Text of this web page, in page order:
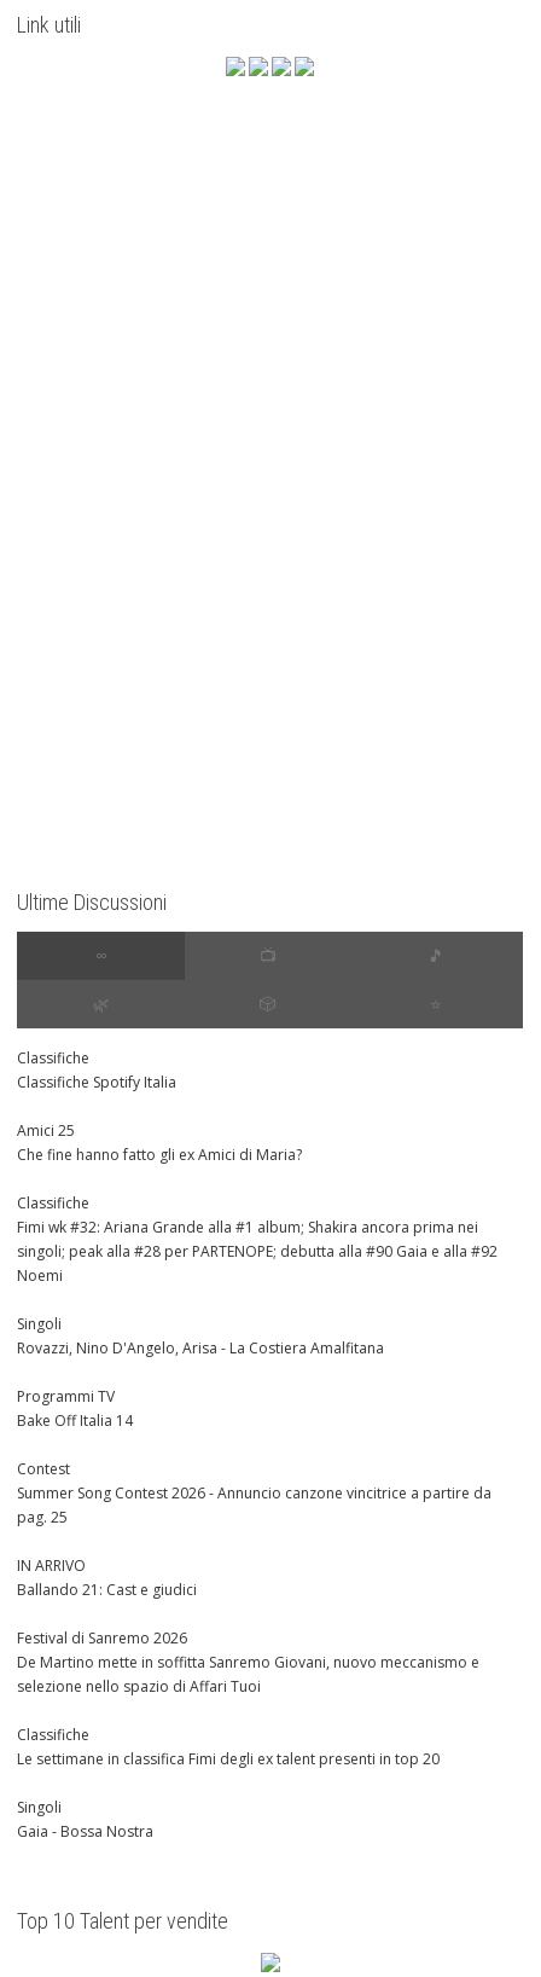
Link utili
Ultime Discussioni
∞ 📺 🎵
🌿 🎲 ⭐️
Classifiche
Classifiche Spotify Italia
Amici 25
Che fine hanno fatto gli ex Amici di Maria?
Classifiche
Fimi wk #32: Ariana Grande alla #1 album; Shakira ancora prima nei
singoli; peak alla #28 per PARTENOPE; debutta alla #90 Gaia e alla #92
Noemi
Singoli
Rovazzi, Nino D'Angelo, Arisa - La Costiera Amalfitana
Programmi TV
Bake Off Italia 14
Contest
Summer Song Contest 2026 - Annuncio canzone vincitrice a partire da
pag. 25
IN ARRIVO
Ballando 21: Cast e giudici
Festival di Sanremo 2026
De Martino mette in soffitta Sanremo Giovani, nuovo meccanismo e
selezione nello spazio di Affari Tuoi
Classifiche
Le settimane in classifica Fimi degli ex talent presenti in top 20
Singoli
Gaia - Bossa Nostra
Top 10 Talent per vendite